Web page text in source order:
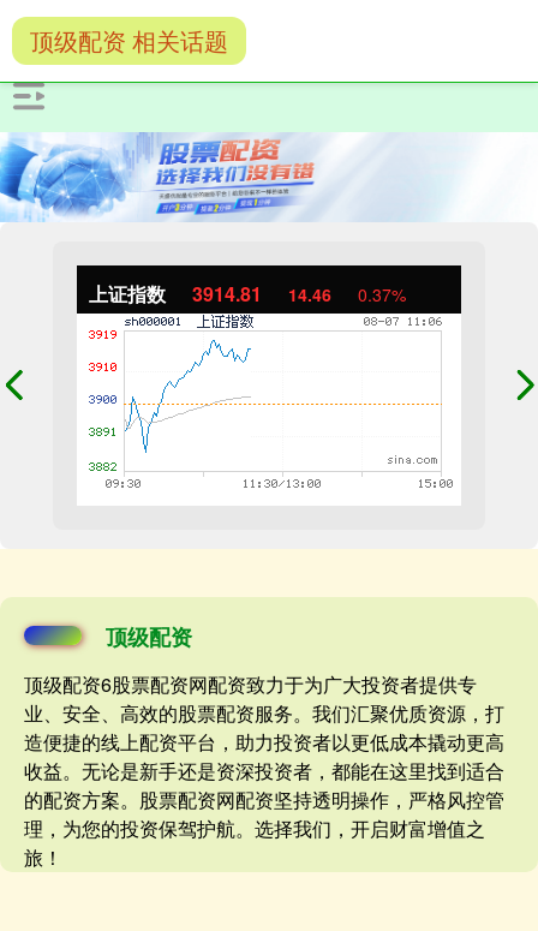
上证指数 3914.53 14.17 0.36%
顶级配资
顶级配资6股票配资网配资致力于为广大投资者提供专
业、安全、高效的股票配资服务。我们汇聚优质资源，打
造便捷的线上配资平台，助力投资者以更低成本撬动更高
收益。无论是新手还是资深投资者，都能在这里找到适合
的配资方案。股票配资网配资坚持透明操作，严格风控管
理，为您的投资保驾护航。选择我们，开启财富增值之
旅！
顶级配资 相关话题